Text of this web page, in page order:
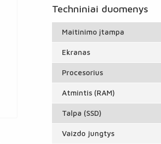
Techniniai duomenys
Maitinimo įtampa
Ekranas
Procesorius
Atmintis (RAM)
Talpa (SSD)
Vaizdo jungtys